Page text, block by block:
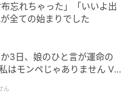
忘れちゃった」「いいよ出
全ての始まりでした
3日、娘のひと言が運命の
はモンペじゃありません Vo
ん